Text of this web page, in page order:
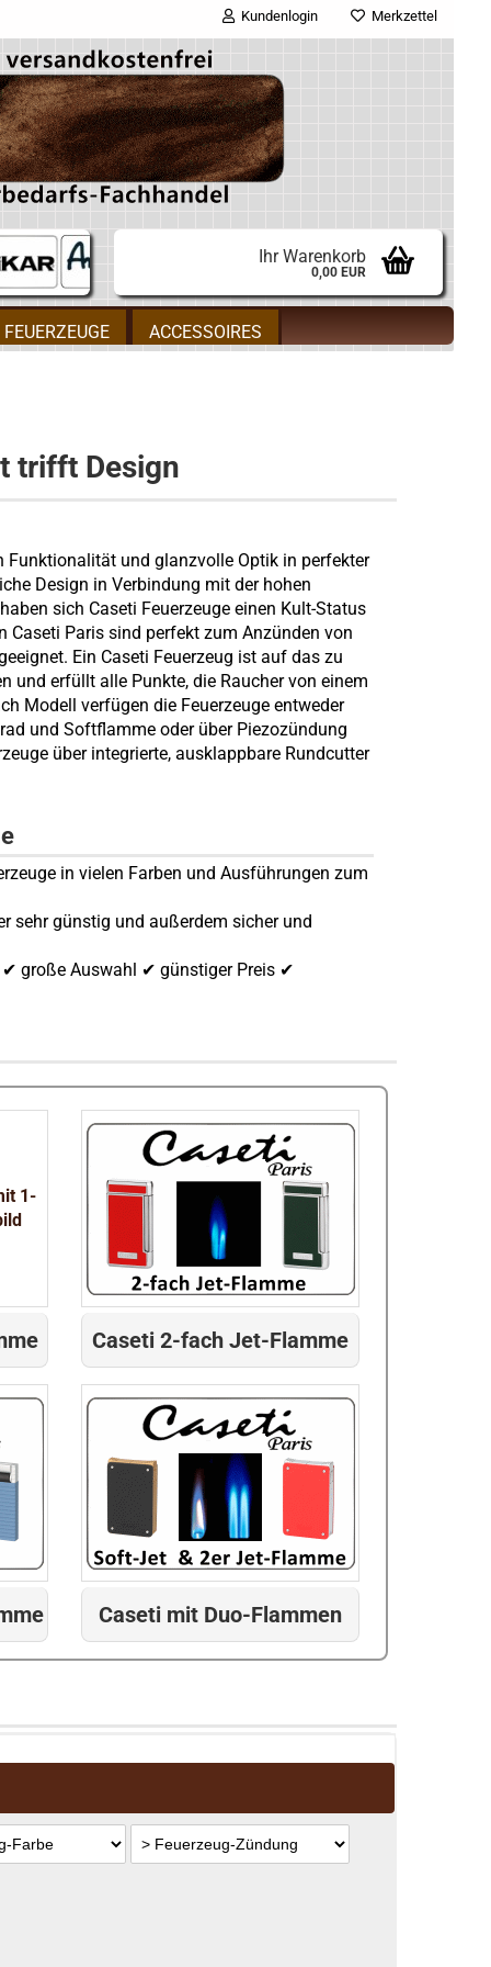
Kundenlogin
E-Mail
Passwort
Konto erstellen
Passwort vergessen?
Merkzettel
Ihr Warenkorb
0,00 EUR
FEUERZEUGE ACCESSOIRES
trifft Design
Funktionalität und glanzvolle Optik in perfekter
Design in Verbindung mit der hohen
sich Caseti Feuerzeuge einen Kult-Status
Caseti Paris sind perfekt zum Anzünden von
Ein Caseti Feuerzeug ist auf das zu
und erfüllt alle Punkte, die Raucher von einem
Modell verfügen die Feuerzeuge entweder
und Softflamme oder über Piezozündung
über integrierte, ausklappbare Rundcutter
in vielen Farben und Ausführungen zum
sehr günstig und außerdem sicher und
große Auswahl ✔ günstiger Preis ✔
Caseti 2-fach Jet-Flamme
Caseti mit Duo-Flammen